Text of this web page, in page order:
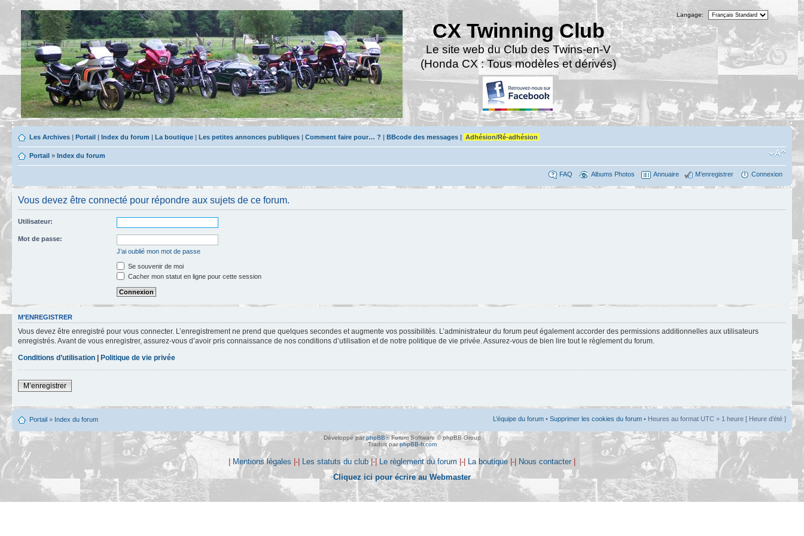
CX Twinning Club
Le site web du Club des Twins-en-V
(Honda CX : Tous modèles et dérivés)
Langage:
Les Archives | Portail | Index du forum | La boutique | Les petites annonces publiques | Comment faire pour… ? | BBcode des messages | Adhésion/Ré-adhésion
Portail » Index du forum
FAQ Albums Photos Annuaire M’enregistrer Connexion
Vous devez être connecté pour répondre aux sujets de ce forum.
Utilisateur:
Mot de passe:
J’ai oublié mon mot de passe
Se souvenir de moi
Cacher mon statut en ligne pour cette session
M’ENREGISTRER
Vous devez être enregistré pour vous connecter. L’enregistrement ne prend que quelques secondes et augmente vos possibilités. L’administrateur du forum peut également accorder des permissions additionnelles aux utilisateurs
enregistrés. Avant de vous enregistrer, assurez-vous d’avoir pris connaissance de nos conditions d’utilisation et de notre politique de vie privée. Assurez-vous de bien lire tout le règlement du forum.
Conditions d’utilisation | Politique de vie privée
M’enregistrer
Portail » Index du forum L’équipe du forum • Supprimer les cookies du forum • Heures au format UTC + 1 heure [ Heure d’été ]
Développé parphpBB® Forum Software © phpBB Group
Traduit parphpBB-fr.com
| Mentions légales |-| Les statuts du club |-| Le règlement du forum |-| La boutique |-| Nous contacter |
Cliquez ici pour écrire au Webmaster